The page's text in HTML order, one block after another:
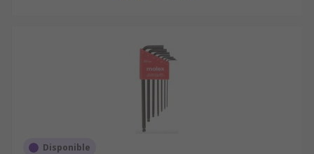
Disponible